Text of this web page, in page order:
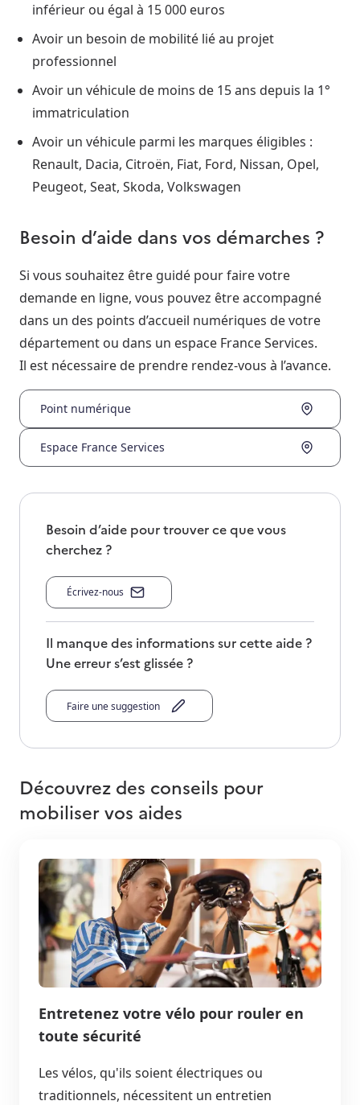
inférieur ou égal à 15 000 euros
Avoir un besoin de mobilité lié au projet
professionnel
Avoir un véhicule de moins de 15 ans depuis la 1°
immatriculation
Avoir un véhicule parmi les marques éligibles :
Renault, Dacia, Citroën, Fiat, Ford, Nissan, Opel,
Peugeot, Seat, Skoda, Volkswagen
Besoin d’aide dans vos démarches ?
Si vous souhaitez être guidé pour faire votre
demande en ligne, vous pouvez être accompagné
dans un des points d’accueil numériques de votre
département ou dans un espace France Services.
Il est nécessaire de prendre rendez-vous à l’avance.
Point numérique
Espace France Services
Besoin d’aide pour trouver ce que vous
cherchez ?
Écrivez-nous
Il manque des informations sur cette aide ?
Une erreur s’est glissée ?
Faire une suggestion
Découvrez des conseils pour
mobiliser vos aides
Entretenez votre vélo pour rouler en
toute sécurité
Les vélos, qu'ils soient électriques ou
traditionnels, nécessitent un entretien